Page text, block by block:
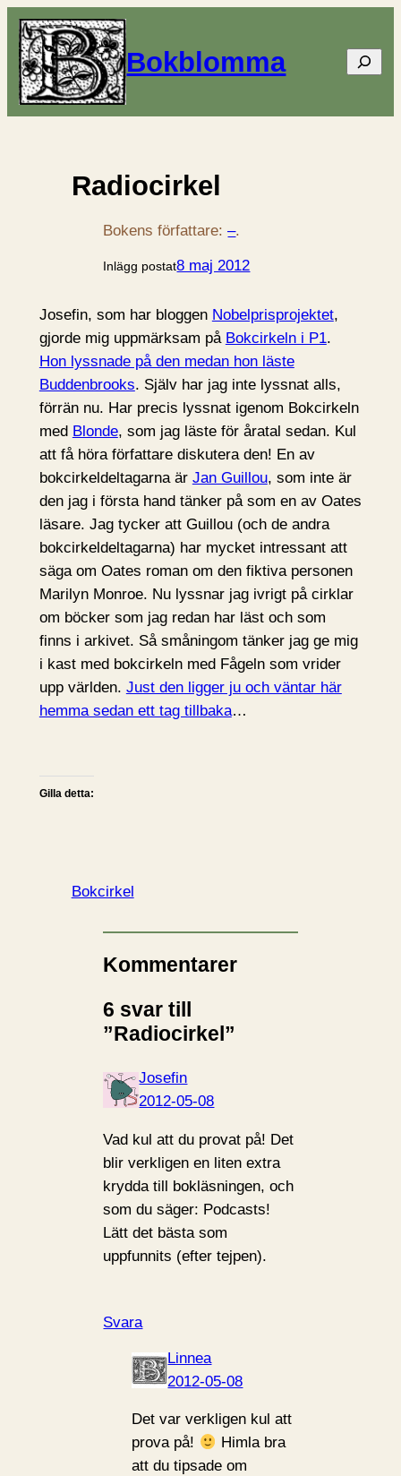
Bokblomma Sök
Radiocirkel
Bokens författare:–.
Inlägg postat8 maj 2012
Josefin, som har bloggen Nobelprisprojektet,
gjorde mig uppmärksam på Bokcirkeln i P1.
Hon lyssnade på den medan hon läste
Buddenbrooks. Själv har jag inte lyssnat alls,
förrän nu. Har precis lyssnat igenom Bokcirkeln
med Blonde, som jag läste för åratal sedan. Kul
att få höra författare diskutera den! En av
bokcirkeldeltagarna är Jan Guillou, som inte är
den jag i första hand tänker på som en av Oates
läsare. Jag tycker att Guillou (och de andra
bokcirkeldeltagarna) har mycket intressant att
säga om Oates roman om den fiktiva personen
Marilyn Monroe. Nu lyssnar jag ivrigt på cirklar
om böcker som jag redan har läst och som
finns i arkivet. Så småningom tänker jag ge mig
i kast med bokcirkeln med Fågeln som vrider
upp världen. Just den ligger ju och väntar här
hemma sedan ett tag tillbaka…
Gilla detta:
Bokcirkel
Kommentarer
6 svar till
”Radiocirkel”
Josefin
2012-05-08
Vad kul att du provat på! Det
blir verkligen en liten extra
krydda till bokläsningen, och
som du säger: Podcasts!
Lätt det bästa som
uppfunnits (efter tejpen).
Svara
Linnea
2012-05-08
Det var verkligen kul att
prova på!
Himla bra
att du tipsade om